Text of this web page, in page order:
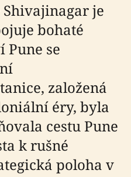
je
bohaté
se
založená
éry, byla
cestu Pune
k rušné
poloha v